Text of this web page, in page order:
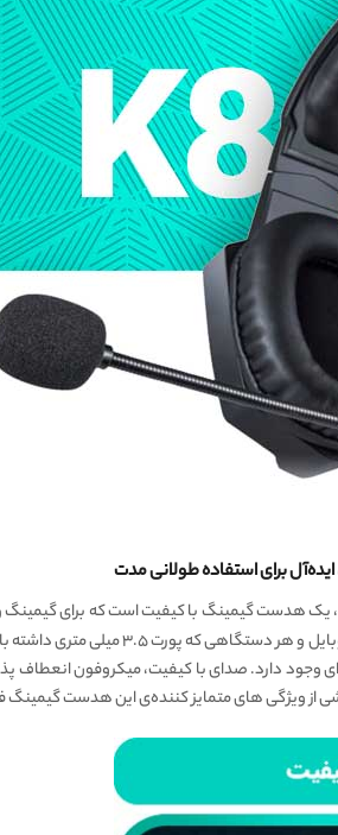
، یک هدست گیمینگ با کیفیت است که برای